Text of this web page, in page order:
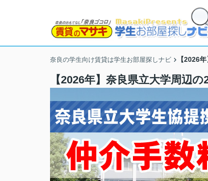
奈良の学生向け賃貸は学生お部屋探しナビ 【2026
【2026年】奈良県立大学周辺